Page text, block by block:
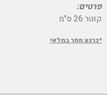
פרטים:
קוטר 26 ס"מ
*כרגע חסר במלאי